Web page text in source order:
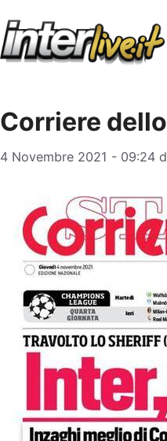
Corriere
4 Novembre 2021 - 09:24